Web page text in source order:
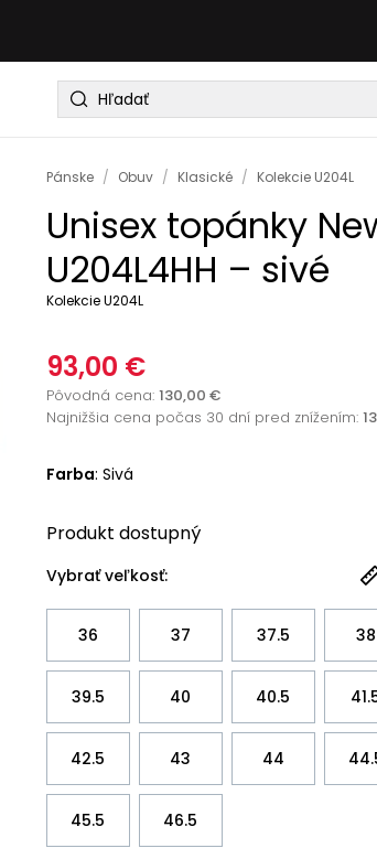
Pánske / Obuv / Klasické / Kolekcie U204L
Unisex topánky
U204L4HH – sivé
Kolekcie U204L
93,00 €
Pôvodná cena: 130,00 €
Najnižšia cena počas 30 dní pred znížením:
Farba: Sivá
Produkt dostupný
Vybrať veľkosť:
36 37 37.5 38
39.5 40 40.5
42.5 43 44
45.5 46.5